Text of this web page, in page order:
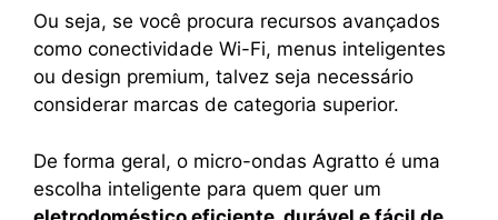
Ou seja, se você procura recursos avançados
como conectividade Wi-Fi, menus inteligentes
ou design premium, talvez seja necessário
considerar marcas de categoria superior.
De forma geral, o micro-ondas Agratto é uma
escolha inteligente para quem quer um